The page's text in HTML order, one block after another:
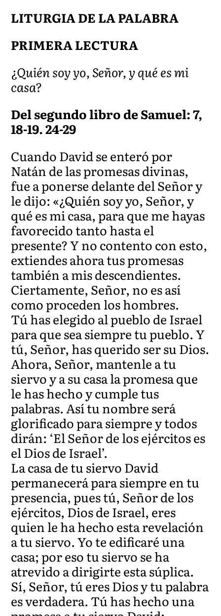
LITURGIA DE LA PALABRA
PRIMERA LECTURA
¿Quién soy yo, Señor, y qué es mi
casa?
Del segundo libro de Samuel: 7,
18-19. 24-29
Cuando David se enteró por
Natán de las promesas divinas,
fue a ponerse delante del Señor y
le dijo: «¿Quién soy yo, Señor, y
qué es mi casa, para que me hayas
favorecido tanto hasta el
presente? Y no contento con esto,
extiendes ahora tus promesas
también a mis descendientes.
Ciertamente, Señor, no es así
como proceden los hombres.
Tú has elegido al pueblo de Israel
para que sea siempre tu pueblo. Y
tú, Señor, has querido ser su Dios.
Ahora, Señor, mantenle a tu
siervo y a su casa la promesa que
le has hecho y cumple tus
palabras. Así tu nombre será
glorificado para siempre y todos
dirán: ‘El Señor de los ejércitos es
el Dios de Israel’.
La casa de tu siervo David
permanecerá para siempre en tu
presencia, pues tú, Señor de los
ejércitos, Dios de Israel, eres
quien le ha hecho esta revelación
a tu siervo. Yo te edificaré una
casa; por eso tu siervo se ha
atrevido a dirigirte esta súplica.
Sí, Señor, tú eres Dios y tu palabra
es verdadera. Tú has hecho una